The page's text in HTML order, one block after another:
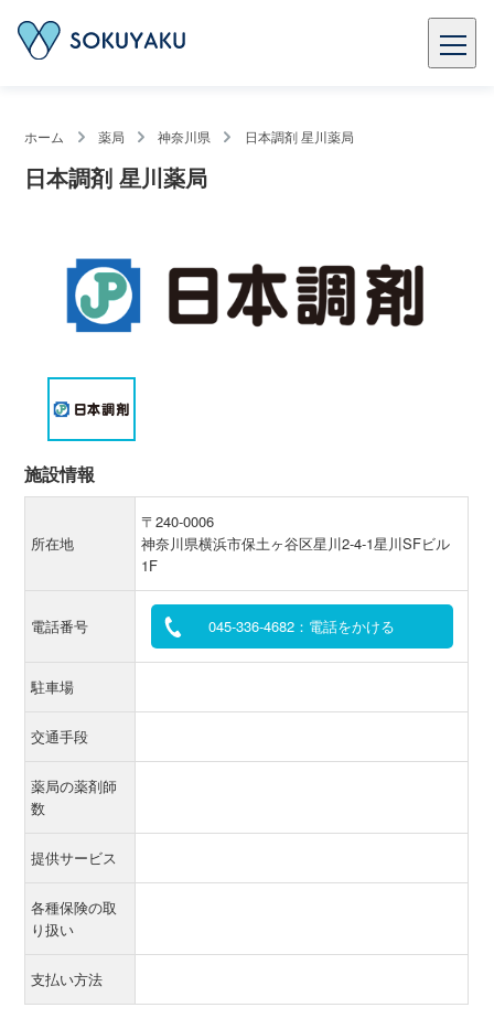
ホーム 薬局 神奈川県 日本調剤 星川薬局
日本調剤 星川薬局
施設情報
所在地
〒240-0006
神奈川県横浜市保土ヶ谷区星川2-4-1星川SFビル
1F
電話番号 045-336-4682：電話をかける
駐車場
交通手段
薬局の薬剤師
数
提供サービス
各種保険の取
り扱い
支払い方法